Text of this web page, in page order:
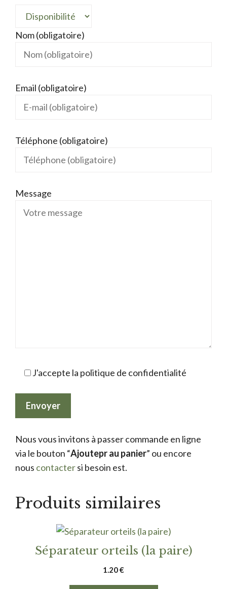
Nom (obligatoire)
Email (obligatoire)
Téléphone (obligatoire)
Message
J'accepte la politique de confidentialité
Nous vous invitons à passer commande en ligne
via le bouton “Ajoutepr au panier” ou encore
nous contactersi besoin est.
Produits similaires
Séparateur orteils (la paire)
1.20€